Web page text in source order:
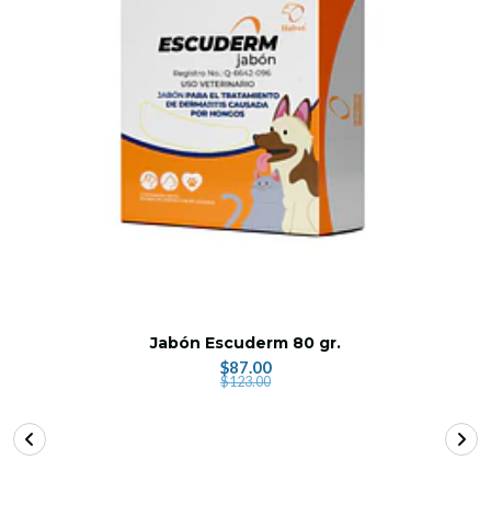
Jabón Escuderm 80 gr.
$87.00
$123.00